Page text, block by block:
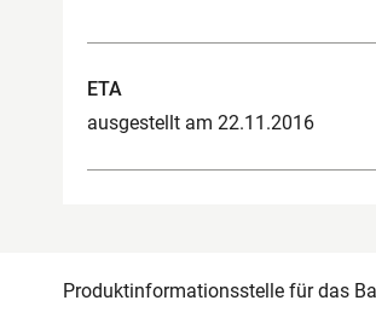
ETA
ausgestellt am 22.11.2016
Produktinformationsstelle für das